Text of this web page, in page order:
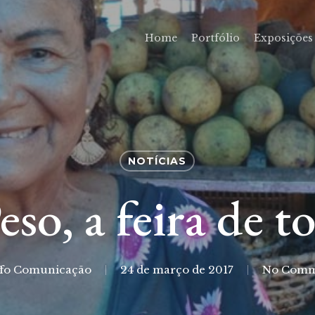
Home Portfólio Exposições
NOTÍCIAS
a feira de
Comunicação 24 de março de 2017 No